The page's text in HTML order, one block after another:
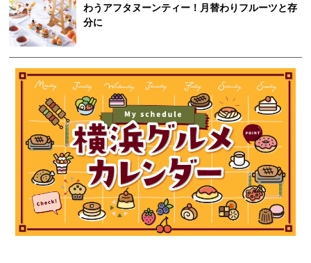
わうアフタヌーンティー！月替わりフルーツと存
分に